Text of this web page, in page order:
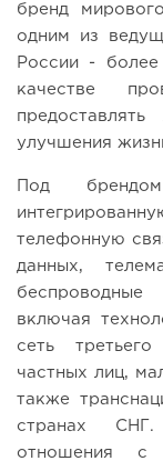
бренд
одним из
России -
качестве
улучшения
Под
телефонную
данных,
включая
сеть
частных лиц,
также
странах СНГ.
отношения с